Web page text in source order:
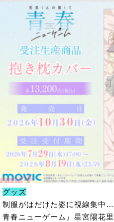
グッズ
制服がはだけた姿に視線集中
青春ニューゲーム』星宮陽花